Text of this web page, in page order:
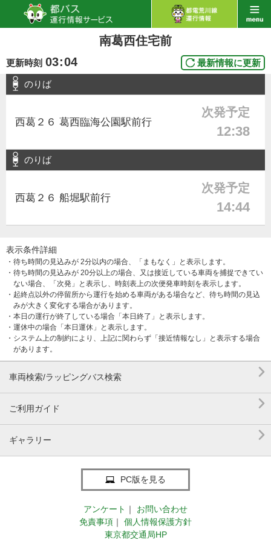
南葛西住宅前
更新時刻 03:04 最新情報に更新
のりば
西葛２６ 葛西臨海公園駅前行
次発予定
12:38
のりば
西葛２６ 船堀駅前行
次発予定
14:44
表示条件詳細
・待ち時間の見込みが 2分以内の場合、「まもなく」と表示します。
・待ち時間の見込みが 20分以上の場合、又は接近している車両を捕捉できてい
ない場合、「次発」と表示し、時刻表上の次便発車時刻を表示します。
・起終点以外の停留所から運行を始める車両がある場合など、待ち時間の見込
みが大きく変化する場合があります。
・本日の運行が終了している場合「本日終了」と表示します。
・運休中の場合「本日運休」と表示します。
・システム上の制約により、上記に関わらず「接近情報なし」と表示する場合
があります。
車両検索/ラッピングバス検索 
ご利用ガイド 
ギャラリー 
PC版を見る
アンケート ｜
お問い合わせ
免責事項 ｜
個人情報保護方針
東京都交通局HP